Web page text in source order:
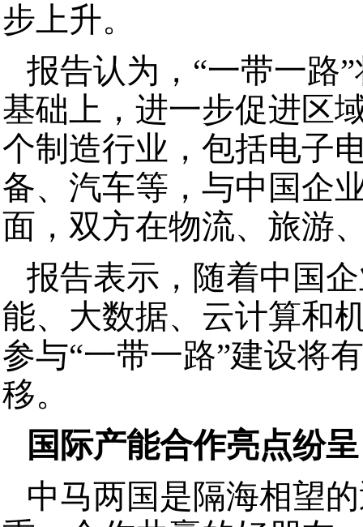
步上升。
报告认为，“一带一路
基础上，进一步促进区
个制造行业，包括电子
备、汽车等，与中国企
面，双方在物流、旅游
报告表示，随着中国
能、大数据、云计算和
参与“一带一路”建设将
移。
国际产能合作亮点纷呈
中马两国是隔海相望